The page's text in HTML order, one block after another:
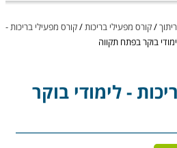
/קורס מפעילי בריכות/קורס מפעילי בריכות -
בוקר בפתח תקווה
- לימודי בוקר